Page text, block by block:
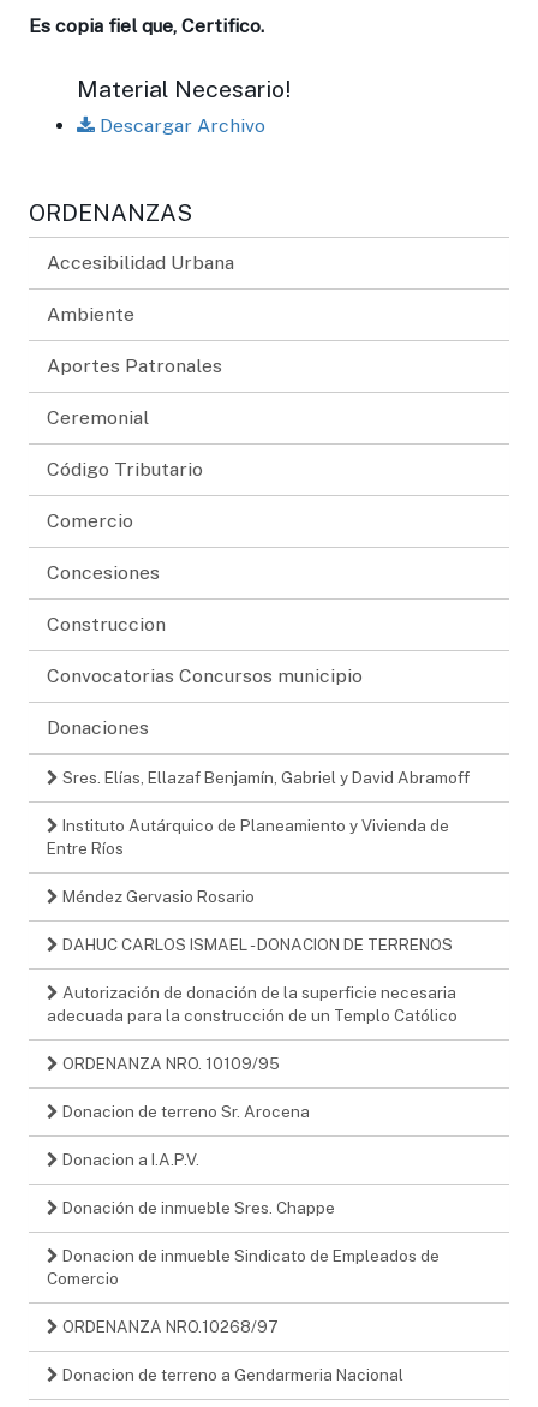
Es copia fiel que, Certifico.
Material Necesario!
Descargar Archivo
ORDENANZAS
Accesibilidad Urbana
Ambiente
Aportes Patronales
Ceremonial
Código Tributario
Comercio
Concesiones
Construccion
Convocatorias Concursos municipio
Donaciones
Sres. Elías, Ellazaf Benjamín, Gabriel y David Abramoff
Instituto Autárquico de Planeamiento y Vivienda de
Entre Ríos
Méndez Gervasio Rosario
DAHUC CARLOS ISMAEL - DONACION DE TERRENOS
Autorización de donación de la superficie necesaria
adecuada para la construcción de un Templo Católico
ORDENANZA NRO. 10109/95
Donacion de terreno Sr. Arocena
Donacion a I.A.P.V.
Donación de inmueble Sres. Chappe
Donacion de inmueble Sindicato de Empleados de
Comercio
ORDENANZA NRO.10268/97
Donacion de terreno a Gendarmeria Nacional